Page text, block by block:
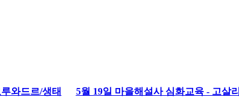
와드르/생태
5월 19일 마을해설사 심화교육 - 고살리